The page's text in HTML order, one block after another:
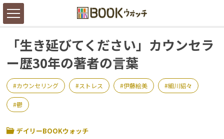
「生き延びてください」カウンセラ
ー歴30年の著者の言葉
カウンセリング ストレス 伊藤絵美 細川貂々
鬱
デイリーBOOKウォッチ